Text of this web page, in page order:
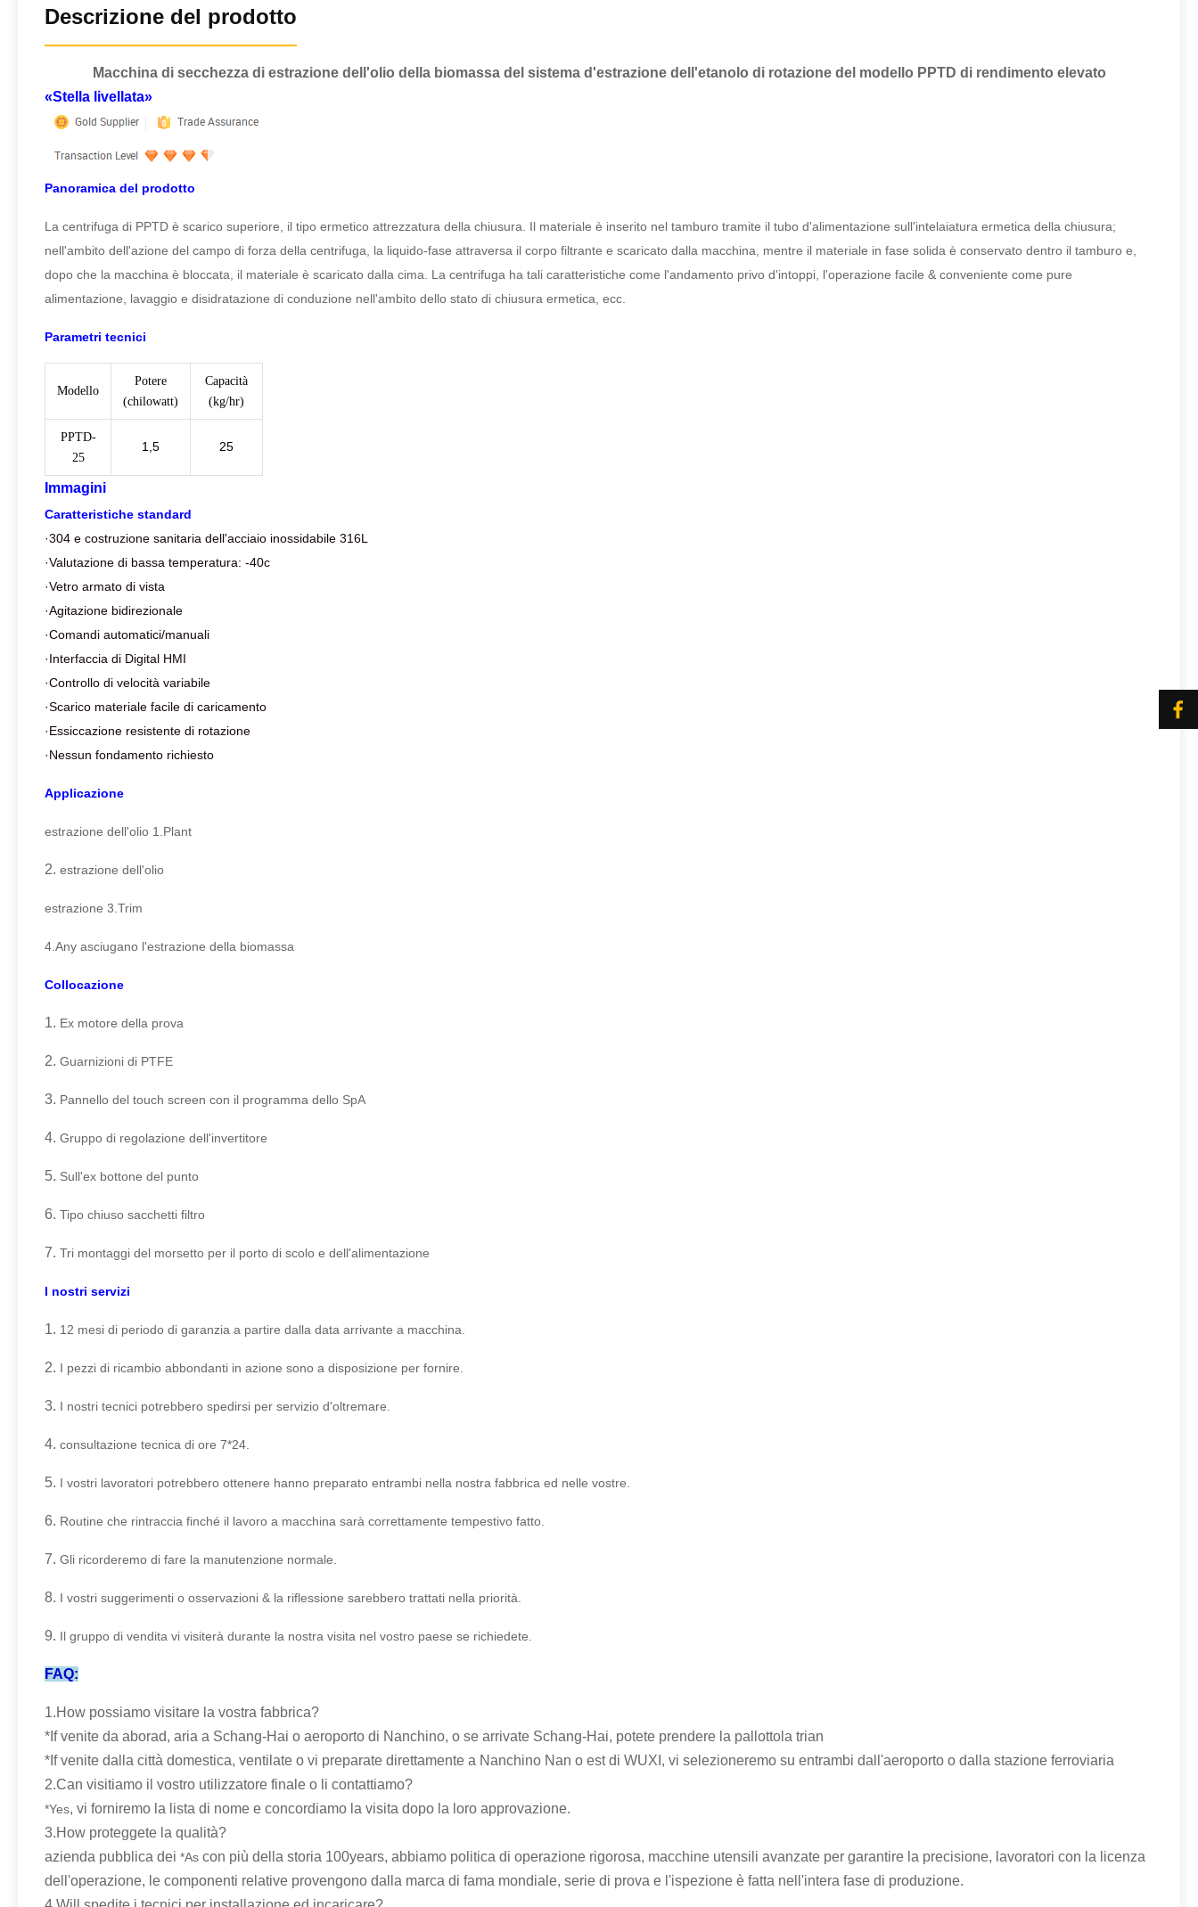
Descrizione del prodotto
Macchina di secchezza di estrazione dell'olio della biomassa del sistema d'estrazione dell'etanolo di rotazione del modello PPTD di rendimento elevato
«Stella livellata»
Panoramica del prodotto
La centrifuga di PPTD è scarico superiore, il tipo ermetico attrezzatura della chiusura. Il materiale è inserito nel tamburo tramite il tubo d'alimentazione sull'intelaiatura ermetica della chiusura;
nell'ambito dell'azione del campo di forza della centrifuga, la liquido-fase attraversa il corpo filtrante e scaricato dalla macchina, mentre il materiale in fase solida è conservato dentro il tamburo e,
dopo che la macchina è bloccata, il materiale è scaricato dalla cima. La centrifuga ha tali caratteristiche come l'andamento privo d'intoppi, l'operazione facile & conveniente come pure
alimentazione, lavaggio e disidratazione di conduzione nell'ambito dello stato di chiusura ermetica, ecc.
Parametri tecnici
Modello
Potere
(chilowatt)
Capacità
(kg/hr)
PPTD-
25
1,5 25
Immagini
Caratteristiche standard
·Valutazione di bassa temperatura: -40c
·Vetro armato di vista
·Comandi automatici/manuali
·Controllo di velocità variabile
·Scarico materiale facile di caricamento
·Nessun fondamento richiesto
Applicazione
estrazione dell'olio 1.Plant
2. estrazione dell'olio
estrazione 3.Trim
4.Any asciugano l'estrazione della biomassa
Collocazione
1.Ex motore della prova
3.Pannello del touch screen con il programma dello SpA
4. Gruppo di regolazione dell'invertitore